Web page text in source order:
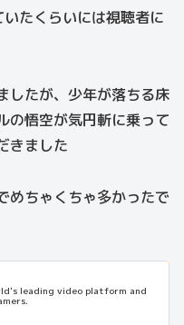
たくらいには視聴者に
したが、少年が落ちる床
の悟空が気円斬に乗って
きました
めちゃくちゃ多かったで
leading video platform and